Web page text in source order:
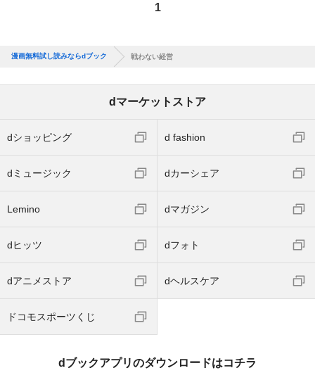
1
漫画無料試し読みならdブック 戦わない経営
dマーケットストア
dショッピング d fashion
dミュージック dカーシェア
Lemino dマガジン
dヒッツ dフォト
dアニメストア dヘルスケア
ドコモスポーツくじ
dブックアプリのダウンロードはコチラ